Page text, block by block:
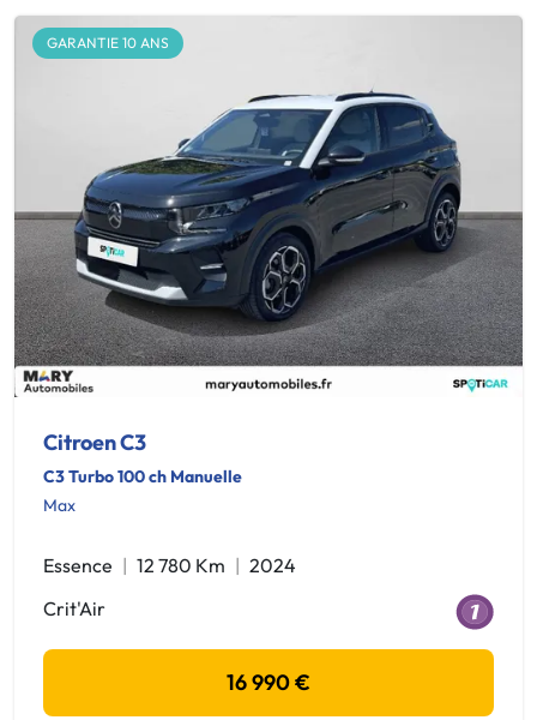
GARANTIE 10 ANS
Citroen C3
C3 Turbo 100 ch Manuelle
Max
Essence 12 780 Km
2024
Crit'Air
16 990 €